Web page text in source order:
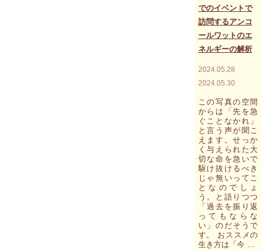
ー
ダ
イ
ト
受
取
り
変
化・
進
化
し
て
主
張
を
～"
でのイベントで
訪問するアンコ
ールワットのエ
ネルギーの解析
2024.05.28
2024.05.30
この写真の空間
からは「先を急
ぐことなかれ」
と言う声が聞こ
えます。せっか
く与えられた大
切な命を急いで
駆け抜けるべき
じゃ無いってこ
となのでしょ
う。と語りつつ
「過去を振り返
ってもならな
い」のだそうで
す。 おススメの
生き方は「今 …